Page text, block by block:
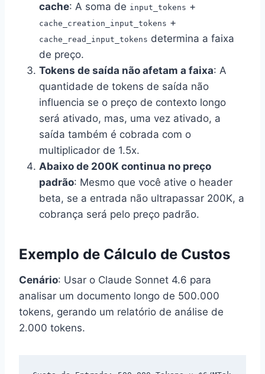
cache: A soma de input_tokens +
cache_creation_input_tokens +
cache_read_input_tokens determina a faixa
de preço.
Tokens de saída não afetam a faixa: A
quantidade de tokens de saída não
influencia se o preço de contexto longo
será ativado, mas, uma vez ativado, a
saída também é cobrada com o
multiplicador de 1.5x.
Abaixo de 200K continua no preço
padrão: Mesmo que você ative o header
beta, se a entrada não ultrapassar 200K, a
cobrança será pelo preço padrão.
Exemplo de Cálculo de Custos
Cenário: Usar o Claude Sonnet 4.6 para
analisar um documento longo de 500.000
tokens, gerando um relatório de análise de
2.000 tokens.